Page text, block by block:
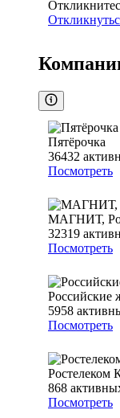
Пятёрочка
36432
Посмотреть
МАГНИТ,
32319
Посмотреть
Российские
5958
Посмотреть
Ростелеком
868
Посмотреть